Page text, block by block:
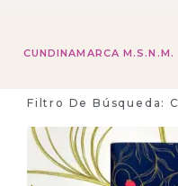
CUNDINAMARCA M.S.N.M.
Filtro De Búsqueda: